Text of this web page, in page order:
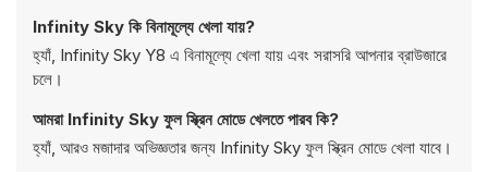
Infinity Sky কি বিনামূল্যে খেলা যায়?
হ্যাঁ, Infinity Sky Y8 এ বিনামূল্যে খেলা যায় এবং সরাসরি আপনার ব্রাউজারে
চলে।
আমরা Infinity Sky ফুল স্ক্রিন মোডে খেলতে পারব কি?
হ্যাঁ, আরও মজাদার অভিজ্ঞতার জন্য Infinity Sky ফুল স্ক্রিন মোডে খেলা যাবে।